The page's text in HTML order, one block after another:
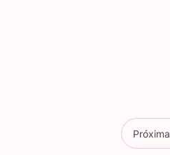
Próxima